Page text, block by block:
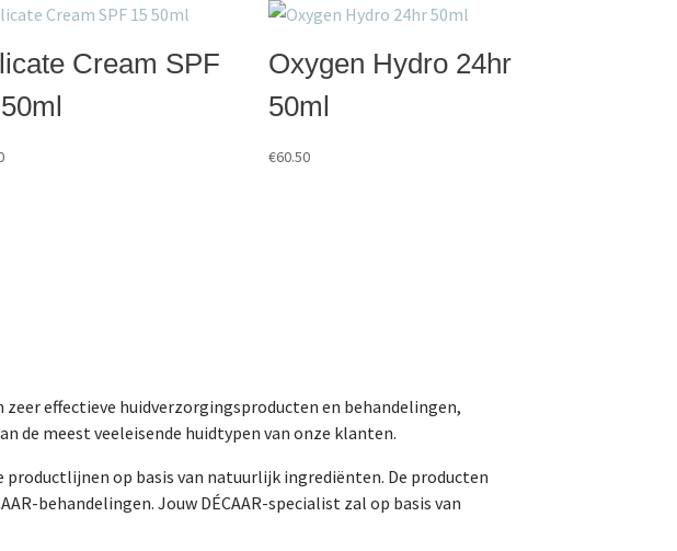
Cream SPF
Oxygen Hydro 24hr
50ml
€60.50
effectieve huidverzorgingsproducten en behandelingen,
de meest veeleisende huidtypen van onze klanten.
productlijnen op basis van natuurlijk ingrediënten. De producten
behandelingen. Jouw DÉCAAR-specialist zal op basis van